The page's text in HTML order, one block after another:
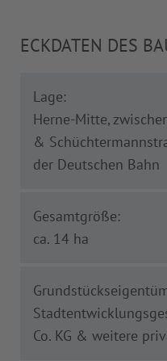
ECKDATEN DES
Lage:
Herne-Mitte,
&
der Deutschen Bahn
Gesamtgröße:
ca. 14 ha
Co. KG & weitere